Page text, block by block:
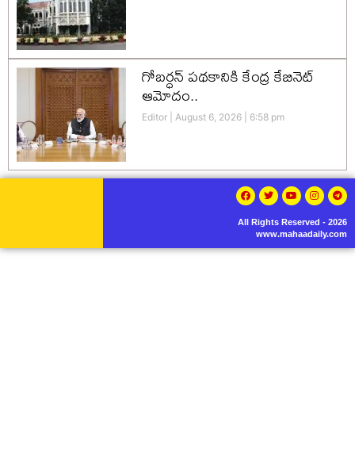
గోబర్ధన్ పథకానికి కేంద్ర కేబినెట్
ఆమోదం..
Editor August 6, 2026 6:58 pm
All Rights Reserved - 2026
www.mahaadaily.com